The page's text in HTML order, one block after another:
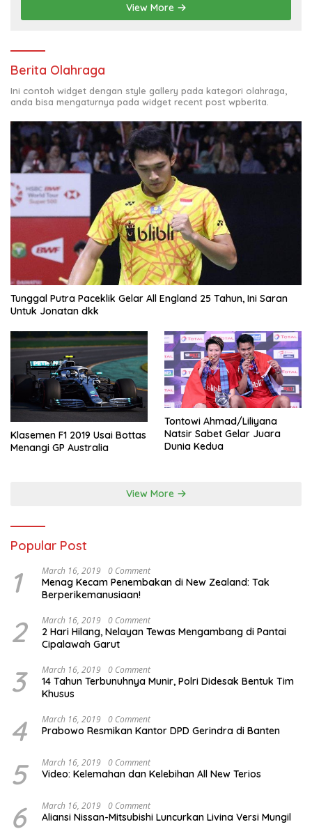
View More
Berita Olahraga
Ini contoh widget dengan style gallery pada kategori olahraga,
anda bisa mengaturnya pada widget recent post wpberita.
Tunggal Putra Paceklik Gelar All England 25 Tahun, Ini Saran
Untuk Jonatan dkk
Klasemen F1 2019 Usai Bottas
Menangi GP Australia
Tontowi Ahmad/Liliyana
Natsir Sabet Gelar Juara
Dunia Kedua
View More
Popular Post
1 March 16, 2019 0 Comment
Menag Kecam Penembakan di New Zealand: Tak
Berperikemanusiaan!
2 March 16, 2019 0 Comment
2 Hari Hilang, Nelayan Tewas Mengambang di Pantai
Cipalawah Garut
3 March 16, 2019 0 Comment
14 Tahun Terbunuhnya Munir, Polri Didesak Bentuk Tim
Khusus
4 March 16, 2019 0 Comment
Prabowo Resmikan Kantor DPD Gerindra di Banten
5 March 16, 2019 0 Comment
Video: Kelemahan dan Kelebihan All New Terios
6 March 16, 2019 0 Comment
Aliansi Nissan-Mitsubishi Luncurkan Livina Versi Mungil